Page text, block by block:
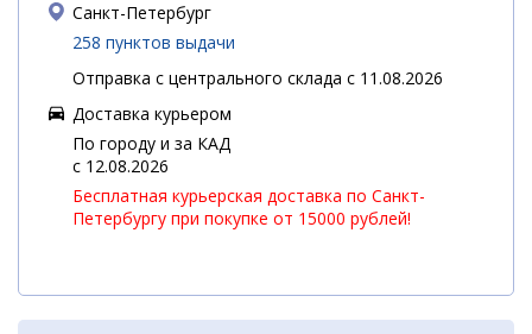
Санкт-Петербург
258 пунктов выдачи
Отправка с центрального склада с 11.08.2026
Доставка курьером
По городу и за КАД
c 12.08.2026
Бесплатная курьерская доставка по Санкт-
Петербургу при покупке от 15000 рублей!